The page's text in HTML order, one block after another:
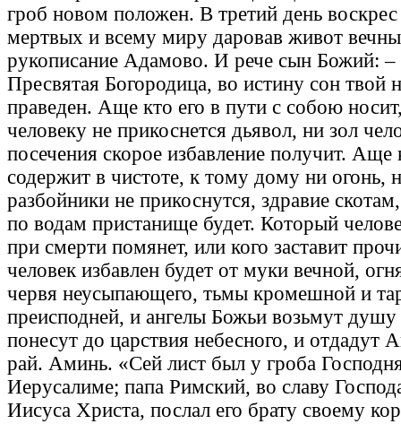
гроб новом положен. В третий день воскрес
мертвых и всему миру даровав живот
рукописание Адамово. И рече сын Божий:
Пресвятая Богородица, во истину сон твой
праведен. Аще кто его в пути с собою
человеку не прикоснется дьявол, ни зол
посечения скорое избавление получит. Аще
содержит в чистоте, к тому дому ни огонь,
разбойники не прикоснутся, здравие
по водам пристанище будет. Который
при смерти помянет, или кого заставит
человек избавлен будет от муки вечной,
червя неусыпающего, тьмы кромешной и
преисподней, и ангелы Божьи возьмут душу
понесут до царствия небесного, и отдадут
рай. Аминь. «Сей лист был у гроба
Иерусалиме; папа Римский, во славу
Иисуса Христа, послал его брату своему